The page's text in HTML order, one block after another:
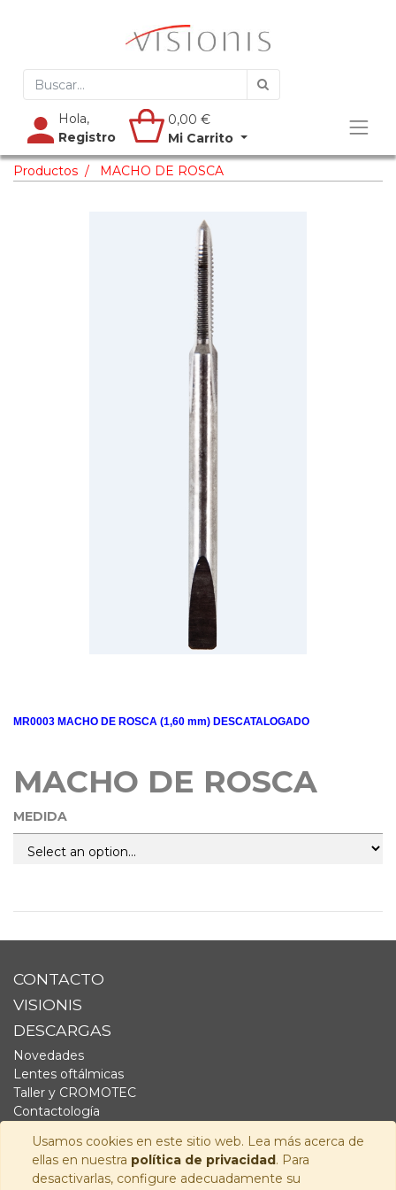
Usamos cookies en este sitio web. Lea más acerca de
ellas en nuestra política de privacidad. Para
desactivarlas, configure adecuadamente su
Hola,
Registro
0,00 €
Mi Carrito
Productos MACHO DE ROSCA
MR0003 MACHO DE ROSCA (1,60 mm) DESCATALOGADO
MACHO DE ROSCA
MEDIDA
CONTACTO
VISIONIS
DESCARGAS
Novedades
Lentes oftálmicas
Taller y CROMOTEC
Contactología
Fornitura
Audiología